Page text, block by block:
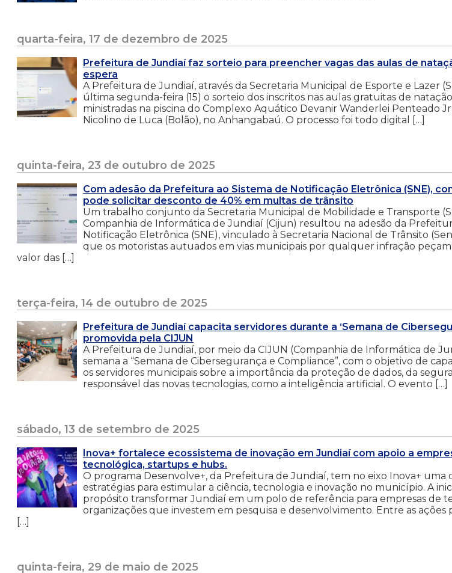
quarta-feira, 17 de dezembro de 2025
Prefeitura de Jundiaí faz sorteio para preencher vagas das aulas de
espera
A Prefeitura de Jundiaí, através da Secretaria Municipal de Esporte e Lazer
última segunda-feira (15) o sorteio dos inscritos nas aulas gratuitas de
ministradas na piscina do Complexo Aquático Devanir Wanderlei Penteado
Nicolino de Luca (Bolão), no Anhangabaú. O processo foi todo digital […]
quinta-feira, 23 de outubro de 2025
Com adesão da Prefeitura ao Sistema de Notificação Eletrônica (SNE),
pode solicitar desconto de 40% em multas de trânsito
Um trabalho conjunto da Secretaria Municipal de Mobilidade e Transporte
Companhia de Informática de Jundiaí (Cijun) resultou na adesão da
Notificação Eletrônica (SNE), vinculado à Secretaria Nacional de Trânsito
que os motoristas autuados em vias municipais por qualquer infração
valor das […]
terça-feira, 14 de outubro de 2025
Prefeitura de Jundiaí capacita servidores durante a ‘Semana de
promovida pela CIJUN
A Prefeitura de Jundiaí, por meio da CIJUN (Companhia de Informática de
semana a “Semana de Cibersegurança e Compliance”, com o objetivo de
os servidores municipais sobre a importância da proteção de dados, da
responsável das novas tecnologias, como a inteligência artificial. O evento […]
sábado, 13 de setembro de 2025
Inova+ fortalece ecossistema de inovação em Jundiaí com apoio a
tecnológica, startups e hubs.
O programa Desenvolve+, da Prefeitura de Jundiaí, tem no eixo Inova+ uma
estratégias para estimular a ciência, tecnologia e inovação no município. A
propósito transformar Jundiaí em um polo de referência para empresas de
organizações que investem em pesquisa e desenvolvimento. Entre as ações
[…]
quinta-feira, 29 de maio de 2025